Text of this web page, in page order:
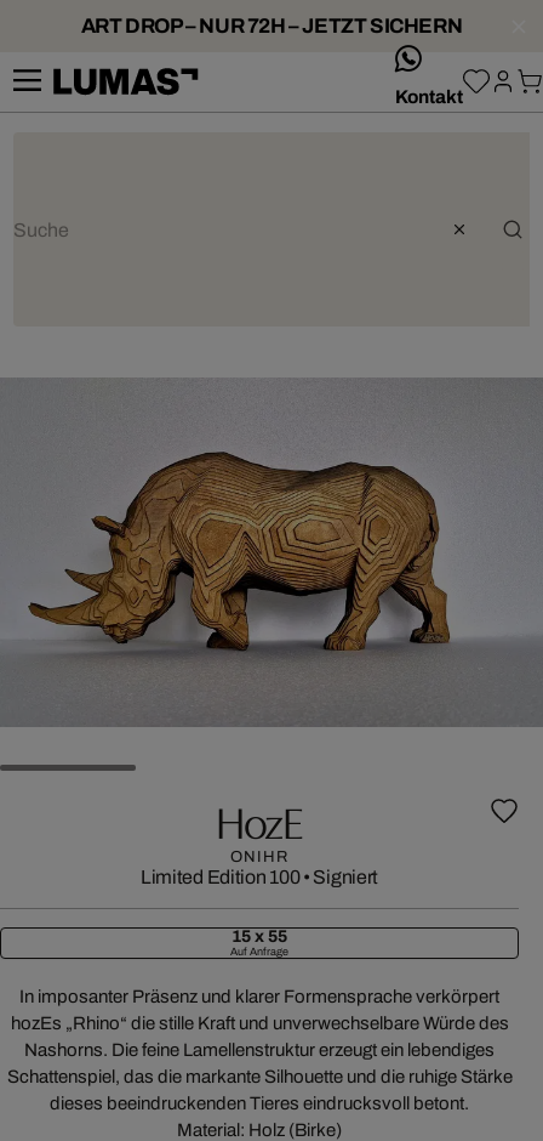
ART DROP – NUR 72H – JETZT SICHERN
Kontakt
HozE
ONIHR
Limited Edition 100• Signiert
15 x 55
Auf Anfrage
In imposanter Präsenz und klarer Formensprache verkörpert
hozEs „Rhino“ die stille Kraft und unverwechselbare Würde des
Nashorns. Die feine Lamellenstruktur erzeugt ein lebendiges
Schattenspiel, das die markante Silhouette und die ruhige Stärke
dieses beeindruckenden Tieres eindrucksvoll betont.
Material: Holz (Birke)